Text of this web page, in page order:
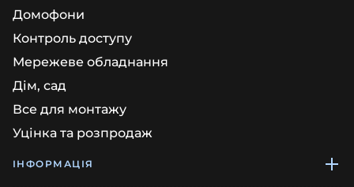
Домофони
Контроль доступу
Мережеве обладнання
Дім, сад
Все для монтажу
Уцінка та розпродаж
ІНФОРМАЦІЯ